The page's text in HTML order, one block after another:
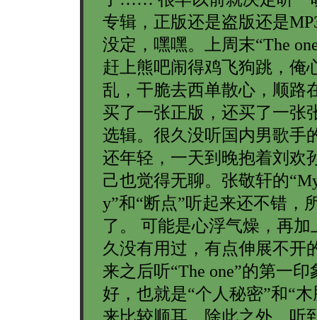
专辑，正版还是盗版还是
没定，嘿嘿。上周末“The
赶上熊吧闹得鸡飞狗跳，俺
乱，干脆去西单散心，顺路
买了一张正版，还买了一张
选辑。很久没听国内男歌手
还年轻，一天到晚抱着刘欢
己也觉得无聊。张敬轩的
y”和“断点”听起来还不错，
了。 可能是心浮气燥，再加
久没有用过，有点伸展不开
来之后听“The one”的第一
好，也就是“个人秘密”和“
来比较顺耳。除此之外，听